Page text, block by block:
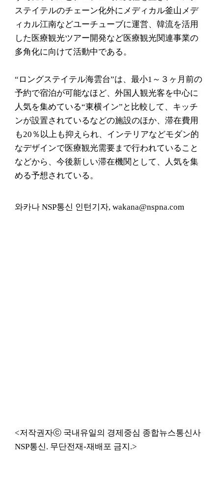
ステイテルのチェーン化外にメディカル釜山メデ
ィカル江南などユーチューブに運営、韓流を活用
した医療観光ツアー開発など医療観光関連事業の
多角化に向けて活動中である。
“ロングステイテル海雲台”は、最小1～３ヶ月前の
予約で宿泊が可能なほど、外国人観光客を中心に
人気を集めている“東横イン”と比較して、キッチ
ンが設置されているなどの施設のほか、滞在費用
も20％以上も抑えられ、インテリアなどモダン的
なデザインで医療観光需要まで行われていること
などから、今後新しい滞在機関として、人気を集
める予想されている。
와카나 NSP통신 인턴기자, wakana@nspna.com
<저작권자ⓒ 국내유일의 경제중심 종합뉴스통신사
NSP통신. 무단전재-재배포 금지.>